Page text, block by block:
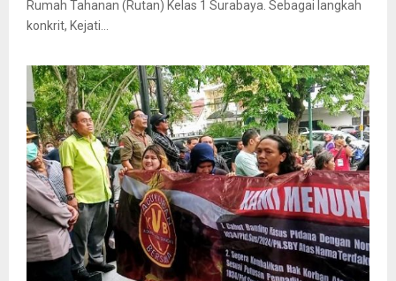
Rumah Tahanan (Rutan) Kelas 1 Surabaya. Sebagai langkah
konkrit, Kejati...